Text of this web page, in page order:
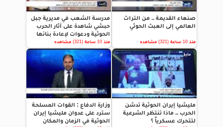
صنعاء القديمة .. من التراث
العالمي إلى العبث الحوثي
منذ 10 ساعة (321) مشاهده
مدرسة الشعب في مديرية جبل
حبشي شاهدة على آثار الحرب
الحوثية ودعوات لإعادة بنائها
منذ 10 ساعة (321) مشاهده
مليشيا إيران الحوثية تدشن
الحرب .. ماذا تنتظر الشرعية
لتتحرك عسكرياً ؟
وزارة الدفاع : القوات المسلحة
سترد على عدوان مليشيا إيران
الحوثية في الزمان والمكان